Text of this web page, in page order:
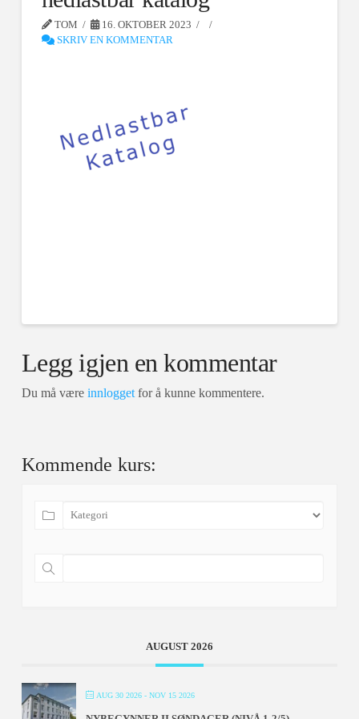
TOM
16. OKTOBER 2023
SKRIV EN KOMMENTAR
Legg igjen en kommentar
Du må være innloggetfor å kunne kommentere.
Kommende kurs:
AUGUST 2026
AUG 30 2026- NOV 15 2026